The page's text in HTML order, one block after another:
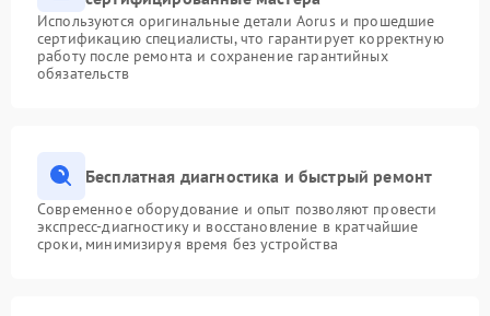
Используются оригинальные детали Aorus и прошедшие
сертификацию специалисты, что гарантирует корректную
работу после ремонта и сохранение гарантийных
обязательств
Бесплатная диагностика и быстрый ремонт
Современное оборудование и опыт позволяют провести
экспресс-диагностику и восстановление в кратчайшие
сроки, минимизируя время без устройства